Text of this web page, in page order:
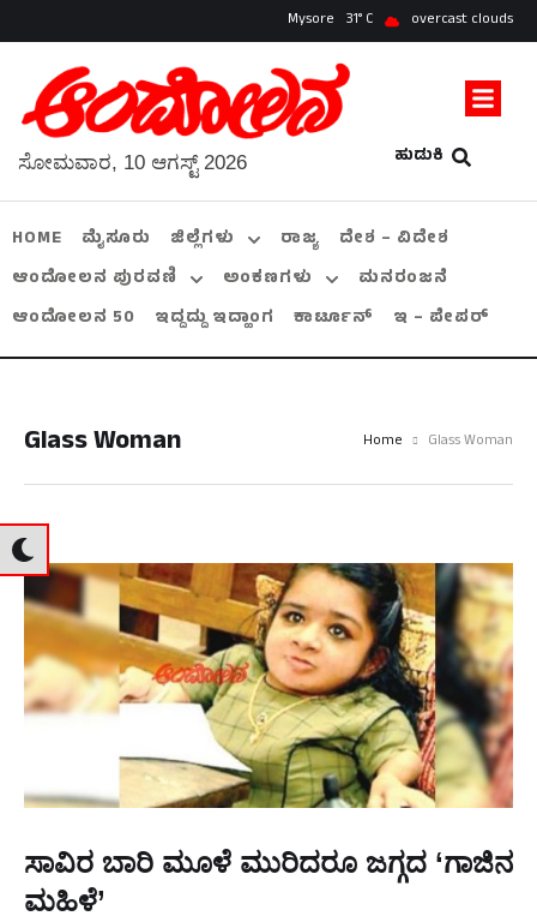
Mysore 31 overcast clouds
ಹುಡುಕಿ
ಸೋಮವಾರ, 10 ಆಗಸ್ಟ್ 2026
HOME ಮೈಸೂರು ಜಿಲ್ಲೆಗಳು ರಾಜ್ಯ
ದೇಶ – ವಿದೇಶ
ಆಂದೋಲನ ಪುರವಣಿ
ಅಂಕಣಗಳು
ಮನರಂಜನೆ
ಆಂದೋಲನ 50
ಇದ್ದದ್ದು ಇದ್ಹಾಂಗ ಕಾರ್ಟೂನ್ ಇ – ಪೇಪರ್
Glass Woman Home Glass Woman
ಸಾವಿರ ಬಾರಿ ಮೂಳೆ ಮುರಿದರೂ ಜಗ್ಗದ ‘ಗಾಜಿನ
ಮಹಿಳೆ’